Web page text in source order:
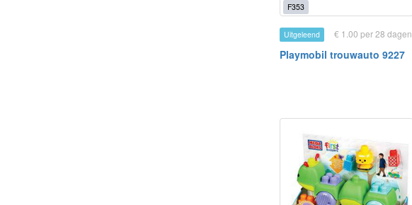
F353
Uitgeleend € 1.00 per 28 dagen
Playmobil trouwauto 9227